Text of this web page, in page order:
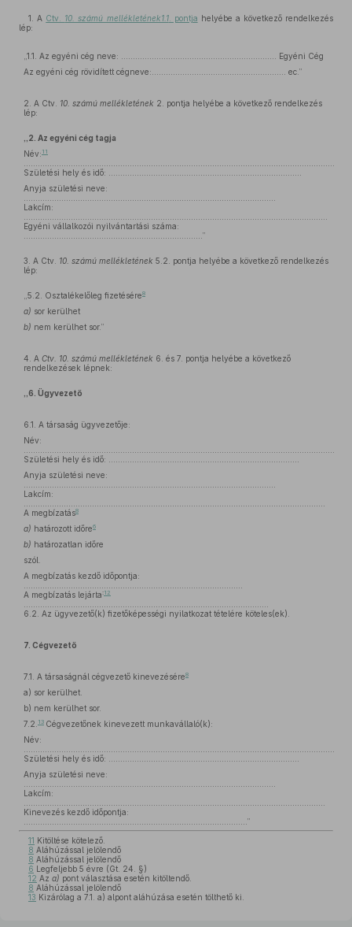
1. A Ctv. 10. számú mellékletének1.1. pontja helyébe a következő rendelkezés
lép:
„1.1. Az egyéni cég neve: ………………………………………………………… Egyéni Cég
Az egyéni cég rövidített cégneve:………………………………………………… ec.”
2. A Ctv. 10. számú mellékletének 2. pontja helyébe a következő rendelkezés
lép:
„2. Az egyéni cég tagja
Név: 11
Születési hely és idő: ……………………………………………………………………….
Anyja születési neve:
Lakcím:
Egyéni vállalkozói nyilvántartási száma:
............................................................................”
3. A Ctv. 10. számú mellékletének 5.2. pontja helyébe a következő rendelkezés
lép:
„5.2. Osztalékelőleg fizetésére8
a) sor kerülhet
b) nem kerülhet sor.”
4. A Ctv. 10. számú mellékletének 6. és 7. pontja helyébe a következő
rendelkezések lépnek:
„6. Ügyvezető
6.1. A társaság ügyvezetője:
Név:
Születési hely és idő: ……………………………………………………………………...
Anyja születési neve:
Lakcím:
A megbízatás8
a) határozott időre6
b) határozatlan időre
szól.
A megbízatás kezdő időpontja:
A megbízatás lejárta:12
6.2. Az ügyvezető(k) fizetőképességi nyilatkozat tételére köteles(ek).
7. Cégvezető
7.1. A társaságnál cégvezető kinevezésére8
a) sor kerülhet.
b) nem kerülhet sor.
7.2. 13 Cégvezetőnek kinevezett munkavállaló(k):
Név:
Születési hely és idő: ……………………………………………………………………...
Anyja születési neve:
Lakcím:
Kinevezés kezdő időpontja:
...............................................................................................”
11 Kitöltése kötelező.
8 Aláhúzással jelölendő
8 Aláhúzással jelölendő
6 Legfeljebb 5 évre (Gt. 24. §)
12 Az a) pont választása esetén kitöltendő.
8 Aláhúzással jelölendő
13 Kizárólag a 7.1. a) alpont aláhúzása esetén tölthető ki.